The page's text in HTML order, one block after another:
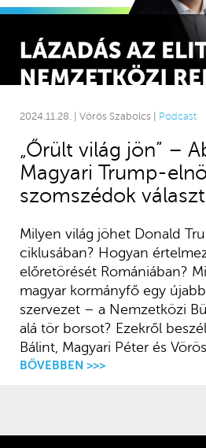
2024.11.28. | Vörös Szabolcs | Podcast
„Őrült világ jön” –
Magyari Trump-
szomszédok
Milyen világ jöhet Donald
ciklusában? Hogyan
előretörését Romániában?
magyar kormányfő egy
szervezet – a Nemzetközi
alá tör borsot? Ezekről
Bálint, Magyari Péter és
BŐVEBBEN >>>